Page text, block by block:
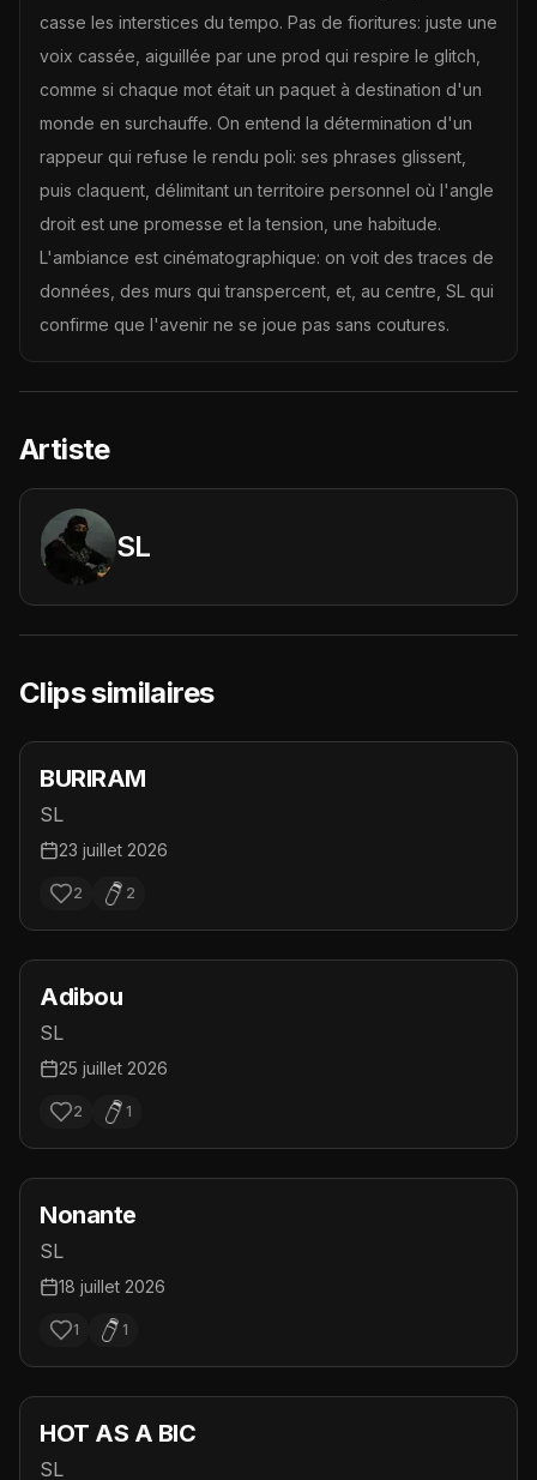
casse les interstices du tempo. Pas de fioritures: juste une
voix cassée, aiguillée par une prod qui respire le glitch,
comme si chaque mot était un paquet à destination d'un
monde en surchauffe. On entend la détermination d'un
rappeur qui refuse le rendu poli: ses phrases glissent,
puis claquent, délimitant un territoire personnel où l'angle
droit est une promesse et la tension, une habitude.
L'ambiance est cinématographique: on voit des traces de
données, des murs qui transpercent, et, au centre, SL qui
confirme que l'avenir ne se joue pas sans coutures.
Artiste
SL
Clips similaires
BURIRAM
SL
23 juillet 2026
2 2
Adibou
SL
25 juillet 2026
2 1
Nonante
SL
18 juillet 2026
1 1
HOT AS A BIC
SL